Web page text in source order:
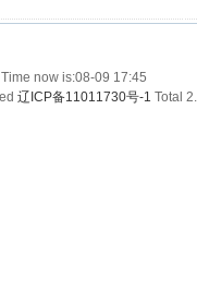
now is:08-09 17:45
辽ICP备11011730号-1 Total